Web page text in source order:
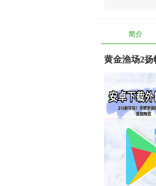
简介
黄金渔场2扬